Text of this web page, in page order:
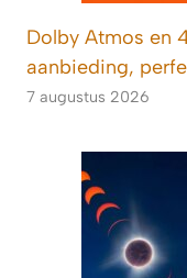
Dolby Atmos en
aanbieding,
7 augustus 2026